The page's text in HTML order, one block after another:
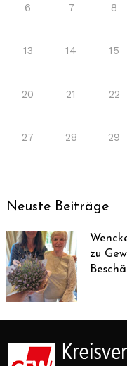
6 7 8
13 14 15
20 21 22
27 28 29
Neuste Beiträge
zu